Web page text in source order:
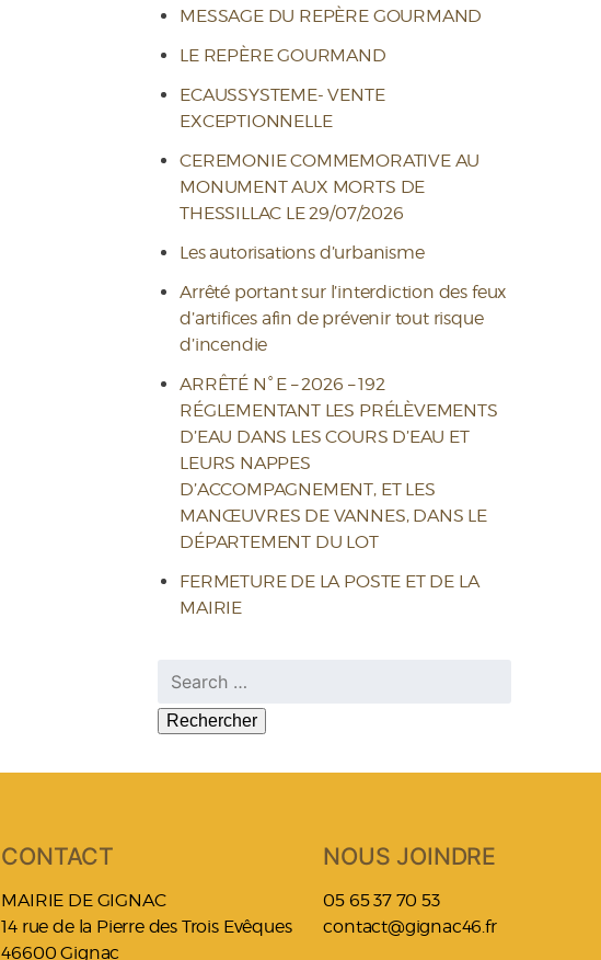
MESSAGE DU REPÈRE GOURMAND
LE REPÈRE GOURMAND
ECAUSSYSTEME- VENTE
EXCEPTIONNELLE
CEREMONIE COMMEMORATIVE AU
MONUMENT AUX MORTS DE
THESSILLAC LE 29/07/2026
Les autorisations d’urbanisme
Arrêté portant sur l’interdiction des feux
d’artifices afin de prévenir tout risque
d’incendie
ARRÊTÉ N° E – 2026 – 192
RÉGLEMENTANT LES PRÉLÈVEMENTS
D’EAU DANS LES COURS D’EAU ET
LEURS NAPPES
D’ACCOMPAGNEMENT, ET LES
MANŒUVRES DE VANNES, DANS LE
DÉPARTEMENT DU LOT
FERMETURE DE LA POSTE ET DE LA
MAIRIE
Rechercher :
CONTACT
MAIRIE DE GIGNAC
14 rue de la Pierre des Trois Evêques
46600 Gignac
NOUS JOINDRE
05 65 37 70 53
contact@gignac46.fr